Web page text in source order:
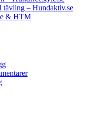
tävling – Hundaktiv.se
& HTM